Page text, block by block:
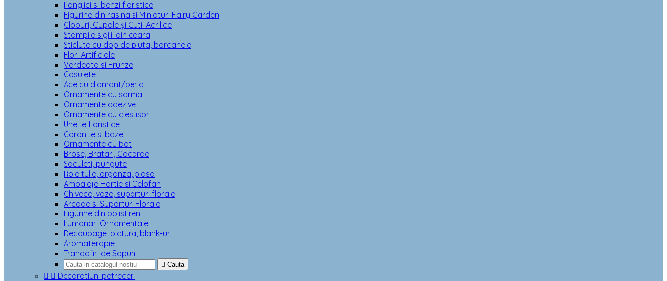
Panglici si benzi floristice
Figurine din rasina si Miniaturi Fairy Garden
Globuri, Cupole și Cutii Acrilice
Stampile sigilii din ceara
Sticlute cu dop de pluta, borcanele
Flori Artificiale
Verdeata si Frunze
Cosulete
Ace cu diamant/perla
Ornamente cu sarma
Ornamente adezive
Ornamente cu clestisor
Unelte floristice
Coronite si baze
Ornamente cu bat
Brose, Bratari, Cocarde
Saculeti, pungute
Role tulle, organza, plasa
Ambalaje Hartie si Celofan
Ghivece, vaze, suporturi florale
Arcade si Suporturi Florale
Figurine din polistiren
Lumanari Ornamentale
Decoupage, pictura, blank-uri
Aromaterapie
Trandafiri de Sapun
 Cauta
  Decoratiuni petreceri